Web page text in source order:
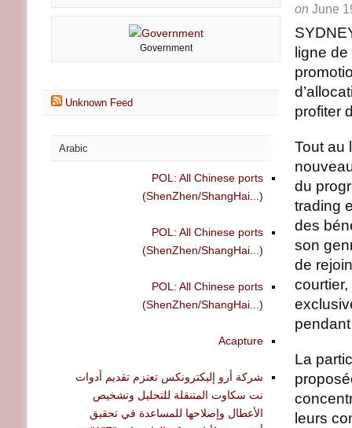
on June
ligne
profiter
Tout au
du
trading
des
son
de
La
leurs
Government
Unknown Feed
Arabic
POL: All Chinese ports
(ShenZhen/ShangHai...)
POL: All Chinese ports
(ShenZhen/ShangHai...)
POL: All Chinese ports
(ShenZhen/ShangHai...)
Acapture
شركة أرو إليكترونكس تعتزم تقديم أدوات
نت سكاوت المتنقلة للتحليل وتشخيص
الأعطال وإصلاحها للمساعدة في تحقيق